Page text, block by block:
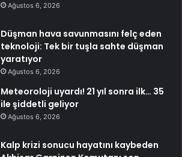
Ağustos 6, 2026
Düşman hava savunmasını felç eden
teknoloji: Tek bir tuşla sahte düşman
yaratıyor
Ağustos 6, 2026
Meteoroloji uyardı! 21 yıl sonra ilk… 35
ile şiddetli geliyor
Ağustos 6, 2026
Kalp krizi sonucu hayatını kaybeden